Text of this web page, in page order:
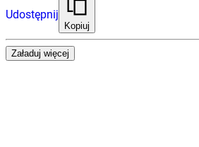
Udostępnij
Kopiuj
Załaduj więcej